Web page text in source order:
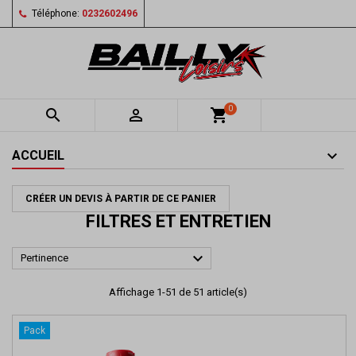
Téléphone: 0232602496
  shopping_cart0
ACCUEIL
CRÉER UN DEVIS À PARTIR DE CE PANIER
FILTRES ET ENTRETIEN
Pertinence 
Affichage 1-51 de 51 article(s)
Pack